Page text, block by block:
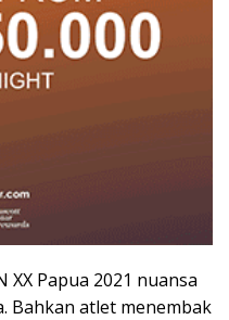
Papua 2021 nuansa
Bahkan atlet menembak